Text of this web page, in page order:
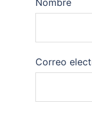
Correo